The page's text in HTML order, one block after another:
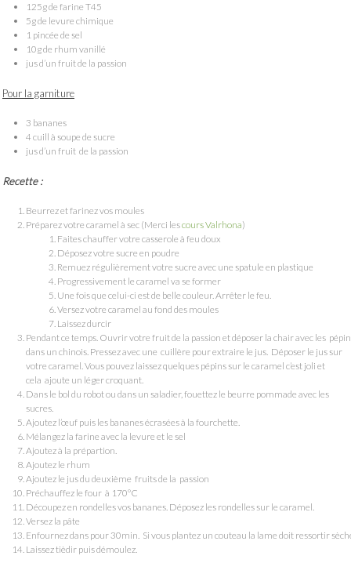
125g de farine T45
5g de levure chimique
1 pincée de sel
10g de rhum vanillé
jus d’un fruit de la passion
Pour la garniture
3 bananes
4 cuill à soupe de sucre
jus d’un fruit de la passion
Recette :
Beurrez et farinez vos moules
Préparez votre caramel à sec (Merci lescours Valrhona)
Faites chauffer votre casserole à feu doux
Déposez votre sucre en poudre
Remuez régulièrement votre sucre avec une spatule en plastique
Progressivement le caramel va se former
Une fois que celui-ci est de belle couleur. Arrêter le feu.
Versez votre caramel au fond des moules
Laissez durcir
Pendant ce temps. Ouvrir votre fruit de la passion et déposer la chair avec les
dans un chinois. Pressez avec une cuillère pour extraire le jus. Déposer le jus sur
votre caramel. Vous pouvez laissez quelques pépins sur le caramel c’est joli et
cela ajoute un léger croquant.
Dans le bol du robot ou dans un saladier, fouettez le beurre pommade avec les
sucres.
Ajoutez l’œuf puis les bananes écrasées à la fourchette.
Mélangez la farine avec la levure et le sel
Ajoutez à la prépartion.
Ajoutez le rhum
Ajoutez le jus du deuxième fruits de la passion
Préchauffez le four à 170°C
Découpez en rondelles vos bananes. Déposez les rondelles sur le caramel.
Versez la pâte
Enfournez dans pour 30min. Si vous plantez un couteau la lame doit ressortir
Laissez tièdir puis démoulez.